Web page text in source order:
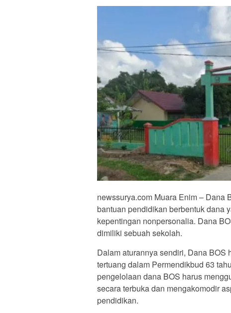
newssurya.com Muara Enim – Dana
bantuan pendidikan berbentuk dana
kepentingan nonpersonalia. Dana
dimiliki sebuah sekolah.
Dalam aturannya sendiri, Dana BOS
tertuang dalam Permendikbud 63
pengelolaan dana BOS harus
secara terbuka dan mengakomodir
pendidikan.